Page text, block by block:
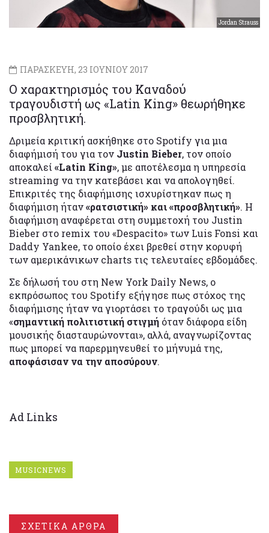
Jordan Strauss
ΠΑΡΑΣΚΕΥΗ, 23 ΙΟΥΝΙΟΥ 2017
Ο χαρακτηρισμός του Καναδού
τραγουδιστή ως «Latin King» θεωρήθηκε
προσβλητική.
Δριμεία κριτική ασκήθηκε στο Spotify για μια
διαφήμισή του για τον Justin Bieber, τον οποίο
αποκαλεί«Latin King», με αποτέλεσμα η υπηρεσία
streaming να την κατεβάσει και να απολογηθεί.
Επικριτές της διαφήμισης ισχυρίστηκαν πως η
διαφήμιση ήταν«ρατσιστική» και «προσβλητική». Η
διαφήμιση αναφέρεται στη συμμετοχή του Justin
Bieber στο remix του «Despacito» των Luis Fonsi και
Daddy Yankee, το οποίο έχει βρεθεί στην κορυφή
των αμερικάνικων charts τις τελευταίες εβδομάδες.
Σε δήλωσή του στη New York Daily News, ο
εκπρόσωπος του Spotify εξήγησε πως στόχος της
διαφήμισης ήταν να γιορτάσει το τραγούδι ως μια
«σημαντική πολιτιστική στιγμή όταν διάφορα είδη
μουσικής διασταυρώνονται», αλλά, αναγνωρίζοντας
πως μπορεί να παρερμηνευθεί το μήνυμά της,
αποφάσισαν να την αποσύρουν.
Ad Links
MUSICNEWS
ΣΧΕΤΙΚΑ ΑΡΘΡΑ